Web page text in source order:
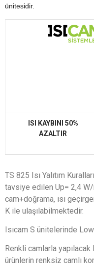
ünitesidir.
ISI KAYBINI 50%
AZALTIR
TS 825 Isı Yalıtım
tavsiye edilen Up= 2,4
cam+doğrama, ısı
K ile ulaşılabilmektedir.
Isıcam S ünitelerinde
Renkli camlarla
ürünlerin renksiz camlı